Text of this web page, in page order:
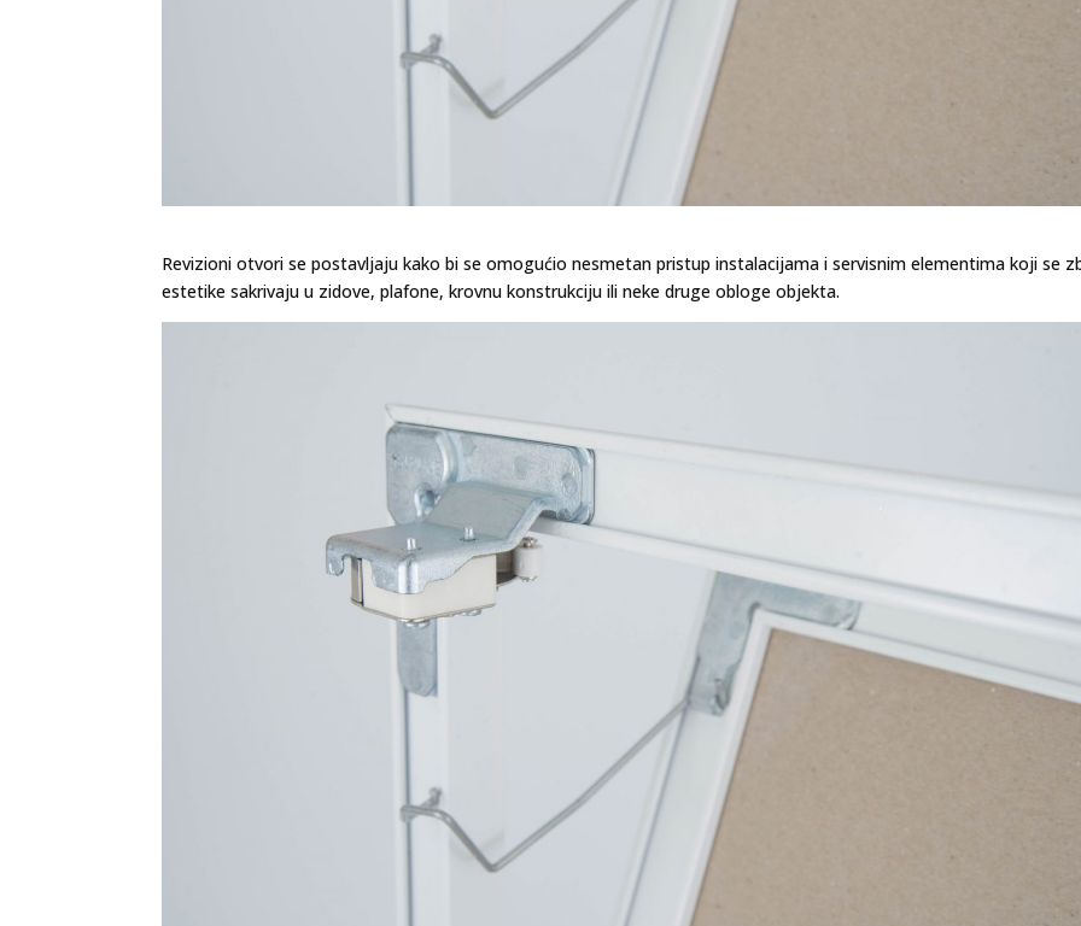
Revizioni otvori se postavljaju kako bi se omogućio nesmetan pristup instalacijama i servisnim elementima koji se
estetike sakrivaju u zidove, plafone, krovnu konstrukciju ili neke druge obloge objekta.